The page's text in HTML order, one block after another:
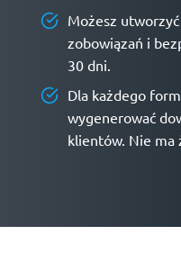
Możesz
zobowiązań i
30 dni.
Dla każdego
wygenerować
klientów. Nie ma